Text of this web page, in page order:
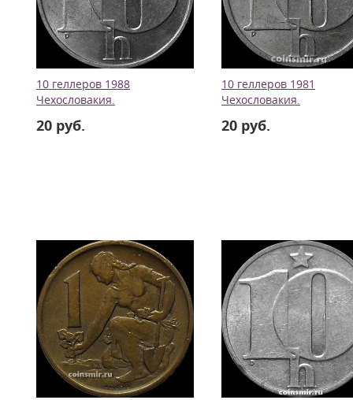
10 геллеров 1988
Чехословакия.
20 руб.
10 геллеров 1981
Чехословакия.
20 руб.